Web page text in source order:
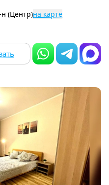
(Центр)на карте